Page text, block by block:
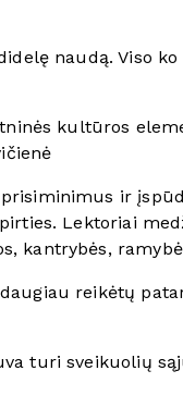
naudą. Viso
kultūros
ir
Lektoriai
kantrybės,
reikėtų
turi sveikuolių